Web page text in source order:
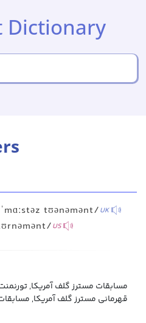
Dictionary
tʊənəmənt/UK
US
مسابقات مسترز گلف آمریکا,
قهرمانی مسترز گلف آمریکا,